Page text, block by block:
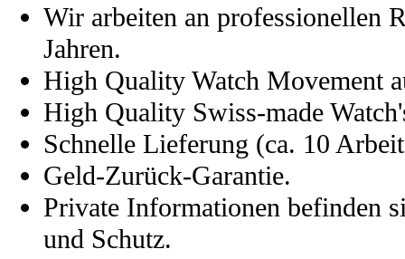
Wir arbeiten an professionellen
Jahren.
High Quality Watch Movement
High Quality Swiss-made
Schnelle Lieferung (ca. 10
Geld-Zurück-Garantie.
Private Informationen befinden
und Schutz.